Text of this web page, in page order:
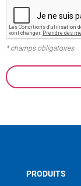
* champs obligatoires
PRODUITS